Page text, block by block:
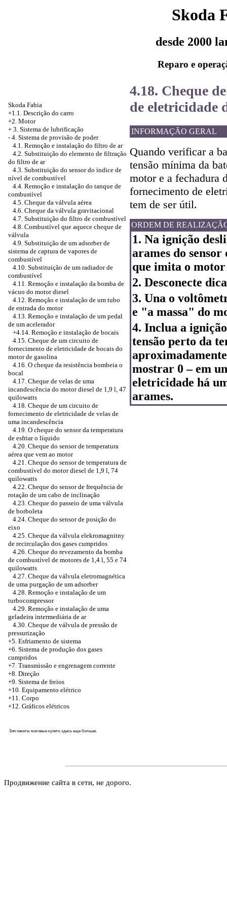
Skoda
desde 2000
Reparo e
Skoda Fabia
+1.1. Descrição do carro
+2. Motor
+ 3. Sistema de lubrificação
- 4. Sistema de provisão de poder
4.1. Remoção e instalação do filtro de ar
4.2. Substituição do elemento de filtração
do filtro de ar
4.3. Substituição do sensor do índice de
nível de combustível
4.4. Remoção e instalação do tanque de
combustível
4.5. Cheque da válvula aérea
4.6. Cheque da válvula gravitacional
4.7. Substituição do filtro de combustível
4.8. Combustível que aquece cheque de
válvula
4.9. Substituição de um adsorber de
sistema de captura de vapores de
combustível
4.10. Substituição de um radiador de
combustível
4.11. Remoção e instalação da bomba de
vácuo do motor diesel
4.12. Remoção e instalação de um tubo
de entrada do motor
4.13. Remoção e instalação de um pedal
de um acelerador
+4.14. Remoção e instalação de bocais
4.15. Cheque de um circuito de
fornecimento de eletricidade de bocais do
motor de gasolina
4.16. O cheque da resistência bombeia o
bocal
4.17. Cheque de velas de uma
incandescência do motor diesel de 1,9 l, 47
quilowatts
4.18. Cheque de um circuito de
fornecimento de eletricidade de velas de
uma incandescência
4.19. O cheque do sensor da temperatura
de esfriar o líquido
4.20. Cheque do sensor de temperatura
aérea que vem ao motor
4.21. Cheque do sensor de temperatura de
combustível do motor diesel de 1,9 l, 74
quilowatts
4.22. Cheque do sensor de frequência de
rotação de um cabo de inclinação
4.23. Cheque do passeio de uma válvula
de borboleta
4.24. Cheque do sensor de posição do
eixo
4.25. Cheque da válvula elekromagnitny
de recirculação dos gases cumpridos
4.26. Cheque do revezamento da bomba
de combustível de motores de 1,4 l, 55 e 74
quilowatts
4.27. Cheque da válvula eletromagnética
de uma purgação de um adsorber
4.28. Remoção e instalação de um
turbocompressor
4.29. Remoção e instalação de uma
geladeira intermediária de ar
4.30. Cheque de válvula de pressão de
pressurização
+5. Esfriamento de sistema
+6. Sistema de produção dos gases
cumpridos
+7. Transmissão e engrenagem corrente
+8. Direção
+9. Sistema de freios
+10. Equipamento elétrico
+11. Corpo
+12. Gráficos elétricos
Зип пакеты матовые купить здесь еще больше.
4.18. Cheque
de eletricidade
INFORMAÇÃO GERAL
Quando verificar a
tensão mínima da
motor e a fechadura
fornecimento de
tem de ser útil.
ORDEM DE
1. Na ignição
arames do
que imita o
2. Desconecte
3. Una o
e "a massa" do
4. Inclua a
tensão perto da
mostrar 0 – em
eletricidade há
arames.
Продвижение сайта в сети, не дорого.